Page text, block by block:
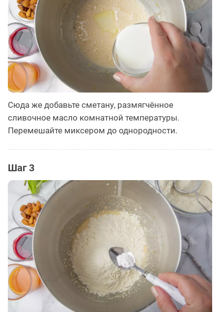
Сюда же добавьте сметану, размягчённое
сливочное масло комнатной температуры.
Перемешайте миксером до однородности.
Шаг 3